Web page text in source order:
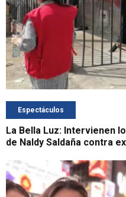
Espectáculos
La Bella Luz: Intervienen
de Naldy Saldaña contra